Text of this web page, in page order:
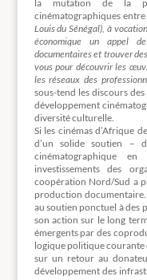
la mutation de la
cinématographiques
Louis du Sénégal), à
économique un appel
documentaires et trouver
vous pour découvrir les
les réseaux des
sous-tend les discours
développement
diversité culturelle.
Si les cinémas d’Afrique
d’un solide soutien –
cinématographique
investissements des
coopération Nord/Sud a
production documentaire.
au soutien ponctuel à des
son action sur le long
émergents par des
logique politique courante
sur un retour au
développement des